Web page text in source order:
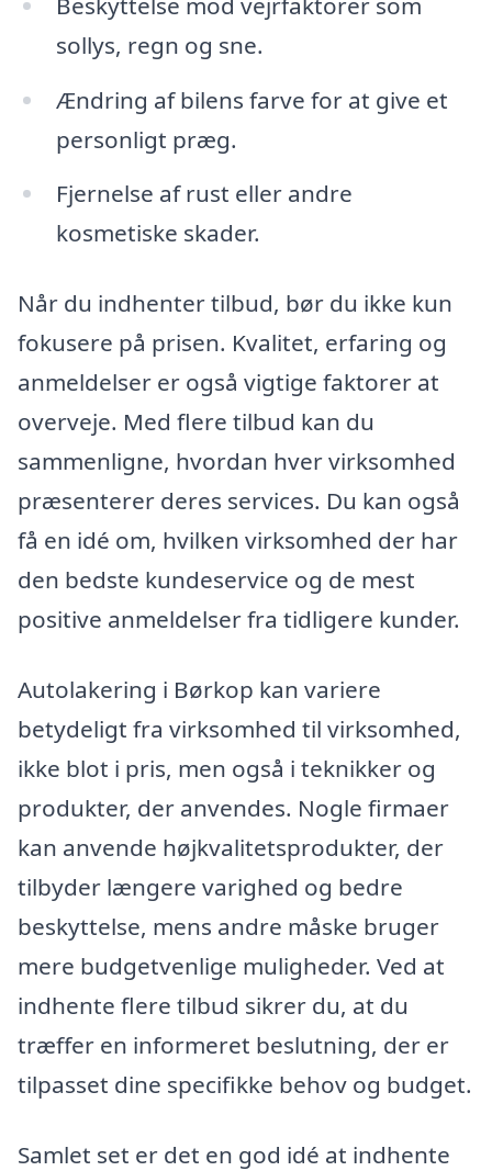
sollys, regn og sne.
Ændring af bilens farve for at give et
personligt præg.
Fjernelse af rust eller andre
kosmetiske skader.
Når du indhenter tilbud, bør du ikke kun
fokusere på prisen. Kvalitet, erfaring og
anmeldelser er også vigtige faktorer at
overveje. Med flere tilbud kan du
sammenligne, hvordan hver virksomhed
præsenterer deres services. Du kan også
få en idé om, hvilken virksomhed der har
den bedste kundeservice og de mest
positive anmeldelser fra tidligere kunder.
Autolakering i Børkop kan variere
betydeligt fra virksomhed til virksomhed,
ikke blot i pris, men også i teknikker og
produkter, der anvendes. Nogle firmaer
kan anvende højkvalitetsprodukter, der
tilbyder længere varighed og bedre
beskyttelse, mens andre måske bruger
mere budgetvenlige muligheder. Ved at
indhente flere tilbud sikrer du, at du
træffer en informeret beslutning, der er
tilpasset dine specifikke behov og budget.
Samlet set er det en god idé at indhente